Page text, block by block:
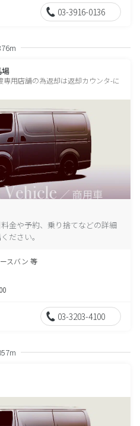
03-3916-0136
場
専用店舗の為返却は返却カウンタ-に
金や予約、乗り捨てなどの詳細
ださい。
スバン 等
03-3203-4100